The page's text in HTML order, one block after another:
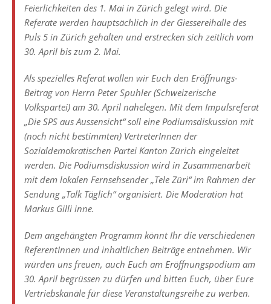
Feierlichkeiten des 1. Mai in Zürich gelegt wird. Die
Referate werden hauptsächlich in der Giessereihalle des
Puls 5 in Zürich gehalten und erstrecken sich zeitlich vom
30. April bis zum 2. Mai.
Als spezielles Referat wollen wir Euch den Eröffnungs-
Beitrag von Herrn Peter Spuhler (Schweizerische
Volkspartei) am 30. April nahelegen. Mit dem Impulsreferat
„Die SPS aus Aussensicht“ soll eine Podiumsdiskussion mit
(noch nicht bestimmten) VertreterInnen der
Sozialdemokratischen Partei Kanton Zürich eingeleitet
werden. Die Podiumsdiskussion wird in Zusammenarbeit
mit dem lokalen Fernsehsender „Tele Züri“ im Rahmen der
Sendung „Talk Täglich“ organisiert. Die Moderation hat
Markus Gilli inne.
Dem angehängten Programm könnt Ihr die verschiedenen
ReferentInnen und inhaltlichen Beiträge entnehmen. Wir
würden uns freuen, auch Euch am Eröffnungspodium am
30. April begrüssen zu dürfen und bitten Euch, über Eure
Vertriebskanäle für diese Veranstaltungsreihe zu werben.